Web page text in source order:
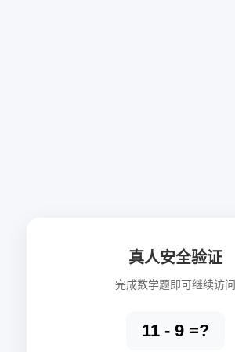
真人安全验证
完成数学题即可继续访问
11 - 9 =?